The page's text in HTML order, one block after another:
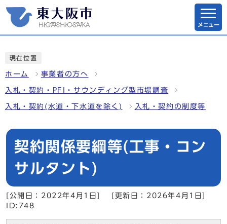
メニュー
現在位置
ホーム 事業者の方へ
入札・契約・PFI・サウンディング型市場調査
入札・契約(水道・下水道を除く) 入札・契約の制度等
契約関係要綱等(工事・コン
サルタント)
[公開日：2022年4月1日]
[更新日：2026年4月1日]
ID:748